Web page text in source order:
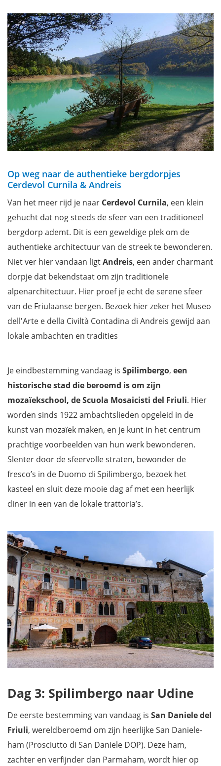
Op weg naar de authentieke bergdorpjes
Cerdevol Curnila & Andreis
Van het meer rijd je naar Cerdevol Curnila, een klein
gehucht dat nog steeds de sfeer van een traditioneel
bergdorp ademt. Dit is een geweldige plek om de
authentieke architectuur van de streek te bewonderen.
Niet ver hier vandaan ligtAndreis, een ander charmant
dorpje dat bekendstaat om zijn traditionele
alpenarchitectuur. Hier proef je echt de serene sfeer
van de Friulaanse bergen. Bezoek hier zeker het Museo
dell'Arte e della Civiltà Contadina di Andreis gewijd aan
lokale ambachten en tradities
Je eindbestemming vandaag is Spilimbergo, een
historische stad die beroemd is om zijn
mozaïekschool, de Scuola Mosaicisti del Friuli. Hier
worden sinds 1922 ambachtslieden opgeleid in de
kunst van mozaïek maken, en je kunt in het centrum
prachtige voorbeelden van hun werk bewonderen.
Slenter door de sfeervolle straten, bewonder de
fresco’s in de Duomo di Spilimbergo, bezoek het
kasteel en sluit deze mooie dag af met een heerlijk
diner in een van de lokale trattoria’s.
Dag 3: Spilimbergo naar Udine
De eerste bestemming van vandaag is San Daniele del
Friuli, wereldberoemd om zijn heerlijke San Daniele-
ham (Prosciutto di San Daniele DOP). Deze ham,
zachter en verfijnder dan Parmaham, wordt hier op